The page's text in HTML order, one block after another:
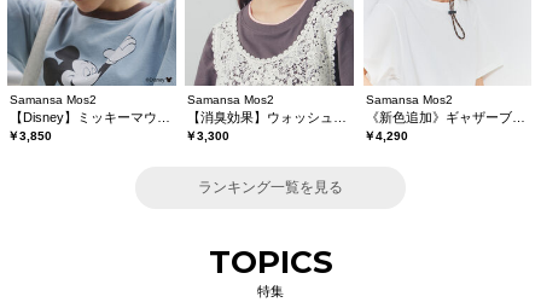
Samansa Mos2
￥3,850
Samansa Mos2
￥3,300
Samansa Mos2
《新色追加》ギャザーブリムハット【遮熱/消臭効果】
￥4,290
ランキング一覧を見る
TOPICS
特集